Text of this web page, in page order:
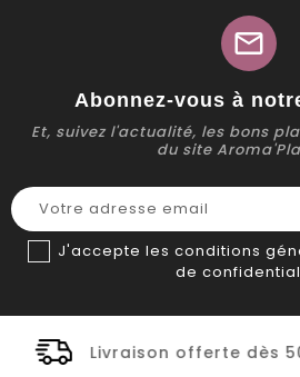
mail
Abonnez-vous à
Et, suivez l'actualité, les bons
du site
J'accepte les conditions
de
dès 50€